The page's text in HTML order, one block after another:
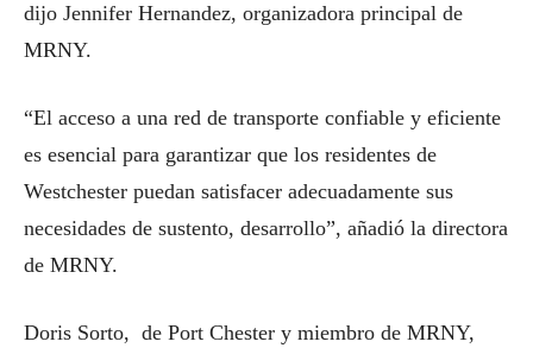
dijo Jennifer Hernandez, organizadora principal de
MRNY.
“El acceso a una red de transporte confiable y eficiente
es esencial para garantizar que los residentes de
Westchester puedan satisfacer adecuadamente sus
necesidades de sustento, desarrollo”, añadió la directora
de MRNY.
Doris Sorto, de Port Chester y miembro de MRNY,